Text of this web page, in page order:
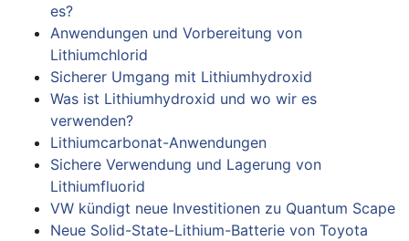
es?
Anwendungen und Vorbereitung von
Lithiumchlorid
Sicherer Umgang mit Lithiumhydroxid
Was ist Lithiumhydroxid und wo wir es
verwenden?
Lithiumcarbonat-Anwendungen
Sichere Verwendung und Lagerung von
Lithiumfluorid
VW kündigt neue Investitionen zu Quantum Scape
Neue Solid-State-Lithium-Batterie von Toyota